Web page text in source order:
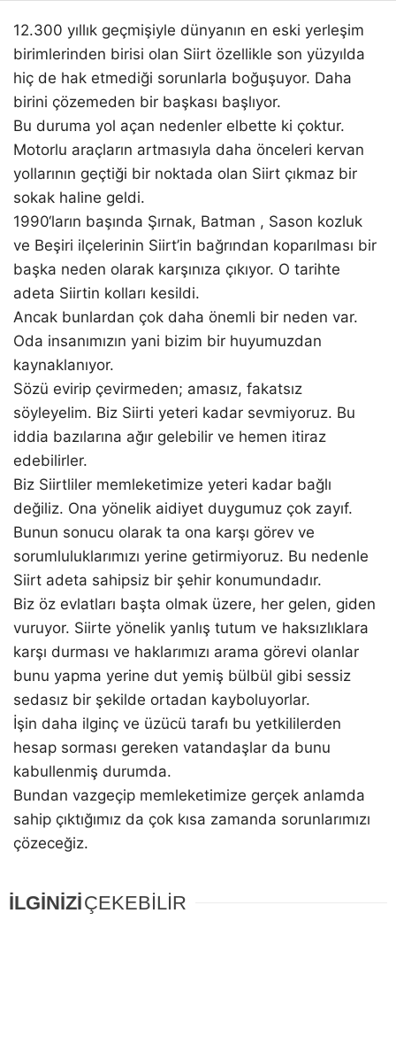
Facebook
Instagram
Youtube
12.300 yıllık geçmişiyle dünyanın en eski yerleşim
birimlerinden birisi olan Siirt özellikle son yüzyılda
hiç de hak etmediği sorunlarla boğuşuyor. Daha
birini çözemeden bir başkası başlıyor.
Bu duruma yol açan nedenler elbette ki çoktur.
Motorlu araçların artmasıyla daha önceleri kervan
yollarının geçtiği bir noktada olan Siirt çıkmaz bir
sokak haline geldi.
1990‘ların başında Şırnak, Batman , Sason kozluk
ve Beşiri ilçelerinin Siirt’in bağrından koparılması bir
başka neden olarak karşınıza çıkıyor. O tarihte
adeta Siirtin kolları kesildi.
Ancak bunlardan çok daha önemli bir neden var.
Oda insanımızın yani bizim bir huyumuzdan
kaynaklanıyor.
Sözü evirip çevirmeden; amasız, fakatsız
söyleyelim. Biz Siirti yeteri kadar sevmiyoruz. Bu
iddia bazılarına ağır gelebilir ve hemen itiraz
edebilirler.
Biz Siirtliler memleketimize yeteri kadar bağlı
değiliz. Ona yönelik aidiyet duygumuz çok zayıf.
Bunun sonucu olarak ta ona karşı görev ve
sorumluluklarımızı yerine getirmiyoruz. Bu nedenle
Siirt adeta sahipsiz bir şehir konumundadır.
Biz öz evlatları başta olmak üzere, her gelen, giden
vuruyor. Siirte yönelik yanlış tutum ve haksızlıklara
karşı durması ve haklarımızı arama görevi olanlar
bunu yapma yerine dut yemiş bülbül gibi sessiz
sedasız bir şekilde ortadan kayboluyorlar.
İşin daha ilginç ve üzücü tarafı bu yetkililerden
hesap sorması gereken vatandaşlar da bunu
kabullenmiş durumda.
Bundan vazgeçip memleketimize gerçek anlamda
sahip çıktığımız da çok kısa zamanda sorunlarımızı
çözeceğiz.
İLGİNİZİÇEKEBİLİR